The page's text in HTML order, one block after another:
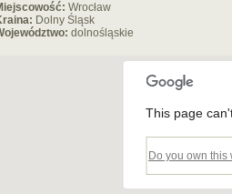
Wrocław
Dolny Śląsk
dolnośląskie
This page
Do you own this